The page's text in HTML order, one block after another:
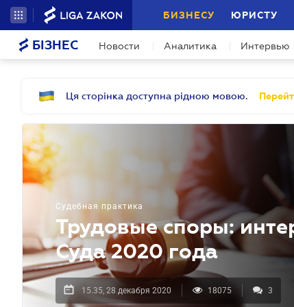
БИЗНЕСУ ЮРИСТУ
БІЗНЕС Новости Аналитика Интервью
Ця сторінка доступна рідною мовою.
Судебная практика
Трудовые споры:
Суда 2020 года
15.35, 28 декабря 2020 18075 3